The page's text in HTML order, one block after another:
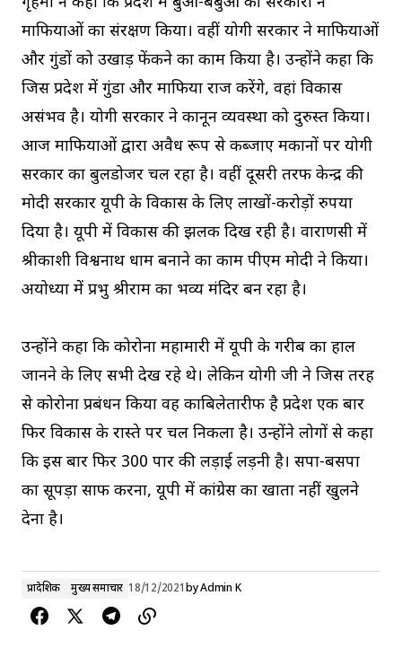
माफियाओं का संरक्षण किया। वहीं योगी सरकार ने माफियाओं
और गुंडों को उखाड़ फेंकने का काम किया है। उन्होंने कहा कि
जिस प्रदेश में गुंडा और माफिया राज करेंगे, वहां विकास
असंभव है। योगी सरकार ने कानून व्यवस्था को दुरुस्त किया।
आज माफियाओं द्वारा अवैध रूप से कब्जाए मकानों पर योगी
सरकार का बुलडोजर चल रहा है। वहीं दूसरी तरफ केन्द्र की
मोदी सरकार यूपी के विकास के लिए लाखों-करोड़ों रुपया
दिया है। यूपी में विकास की झलक दिख रही है। वाराणसी में
श्रीकाशी विश्वनाथ धाम बनाने का काम पीएम मोदी ने किया।
अयोध्या में प्रभु श्रीराम का भव्य मंदिर बन रहा है।
उन्होंने कहा कि कोरोना महामारी में यूपी के गरीब का हाल
जानने के लिए सभी देख रहे थे। लेकिन योगी जी ने जिस तरह
से कोरोना प्रबंधन किया वह काबिलेतारीफ है प्रदेश एक बार
फिर विकास के रास्ते पर चल निकला है। उन्होंने लोगों से कहा
कि इस बार फिर 300 पार की लड़ाई लड़नी है। सपा-बसपा
का सूपड़ा साफ करना, यूपी में कांग्रेस का खाता नहीं खुलने
देना है।
प्रादेशिक मुख्य समाचार 18/12/2021byAdmin K